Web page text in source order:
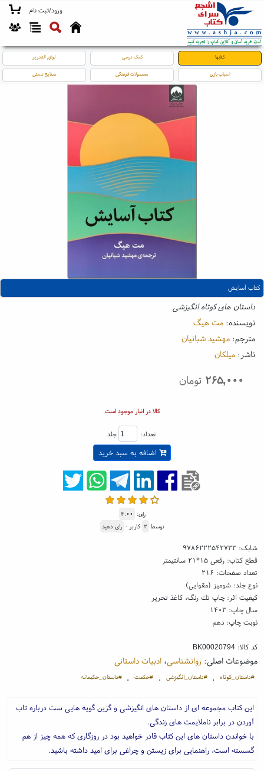
ورود/ثبت نام
کتابها کمک درسی لوازم التحریر
اسباب بازی محصولات فرهنگی صنایع دستی
کتاب آسایش
داستان های کوتاه انگیزشی
نویسنده: مت هیگ
مترجم: مهشید شبانیان
ناشر: میلکان
۲۶۵,۰۰۰ تومان
کالا در انبار موجود است
تعداد: جلد
اضافه به سبد خرید
رای: ۴.۰۰
توسط ۲ کاربر - رای دهید
شابک:۹۷۸۶۲۲۲۵۴۲۷۳۳
قطع کتاب: رقعی ۱۵*۲۱ سانتیمتر
تعداد صفحات: ۲۱۶
نوع جلد: شومیز (مقوایی)
کیفیت اثر: چاپ تك رنگ، کاغذ تحریر
سال چاپ: ۱۴۰۳
نوبت چاپ: دهم
کد کالا:BK00020794
موضوعات اصلی: روانشناسی،ادبیات داستانی
#داستان_کوتاه ، #داستان_انگیزشی ، #حکمت ، #داستان_حکیمانه
این کتاب مجموعه ای از داستان های انگیزشی و گزین گویه هایی ست درباره تاب
آوردن در برابر ناملایمت های زندگی.
با خواندن داستان های این کتاب قادر خواهید بود در روزگاری که همه چیز از هم
گسسته است، راهنمایی برای زیستن و چراغی برای امید داشته باشید.